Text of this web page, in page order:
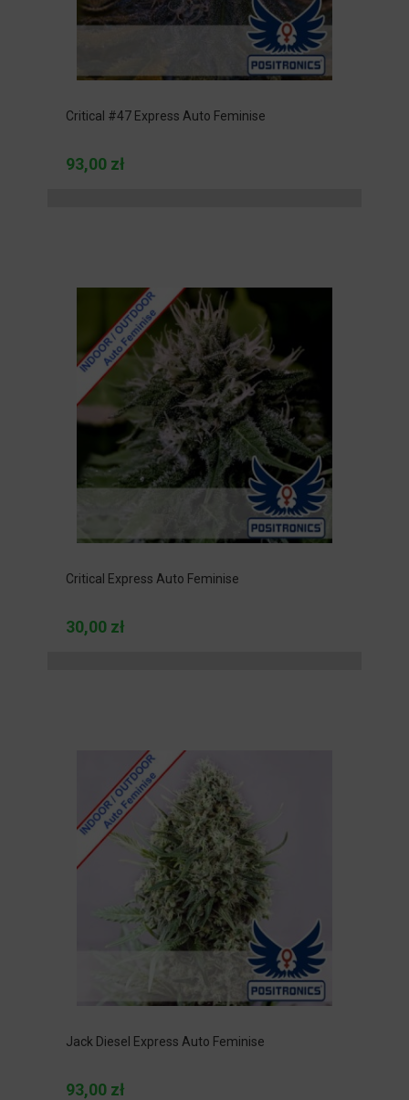
Critical #47 Express Auto Feminise
93,00 zł
Critical Express Auto Feminise
30,00 zł
Jack Diesel Express Auto Feminise
93,00 zł